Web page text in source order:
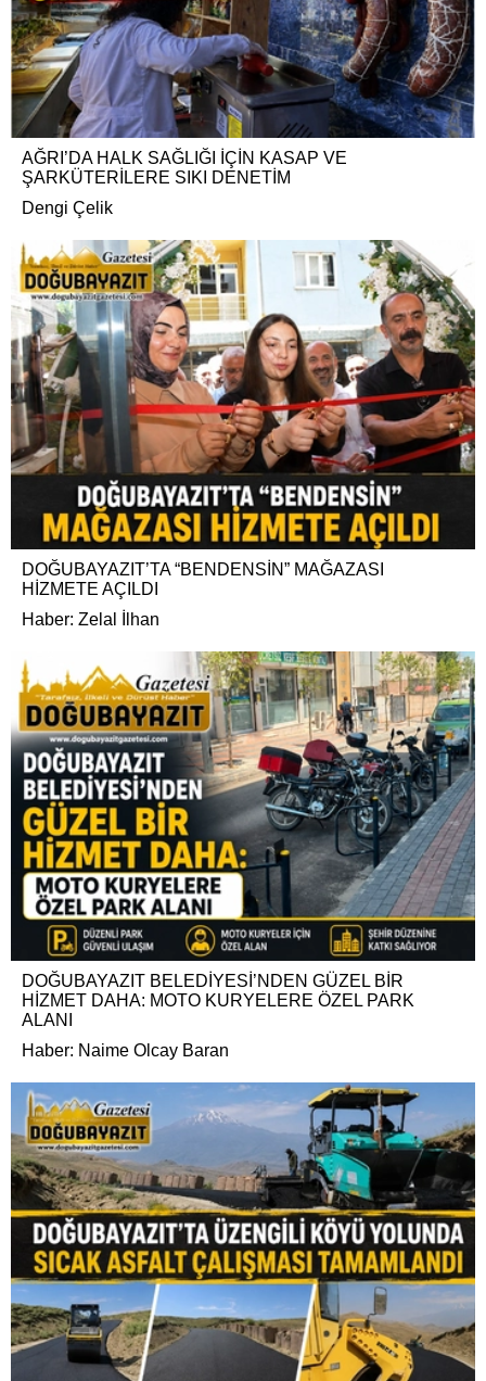
AĞRI’DA HALK SAĞLIĞI İÇİN KASAP VE
ŞARKÜTERİLERE SIKI DENETİM
Dengi Çelik
DOĞUBAYAZIT’TA “BENDENSİN” MAĞAZASI
HİZMETE AÇILDI
Haber: Zelal İlhan
DOĞUBAYAZIT BELEDİYESİ’NDEN GÜZEL BİR
HİZMET DAHA: MOTO KURYELERE ÖZEL PARK
ALANI
Haber: Naime Olcay Baran